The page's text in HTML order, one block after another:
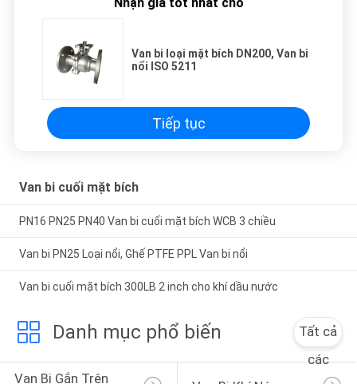
Nhận giá tốt nhất cho
Van bi loại mặt bích DN200, Van bi
nổi ISO 5211
Tiếp tục
Van bi cuối mặt bích
PN16 PN25 PN40 Van bi cuối mặt bích WCB 3 chiều
Van bi PN25 Loại nổi, Ghế PTFE PPL Van bi nổi
Van bi cuối mặt bích 300LB 2 inch cho khí dầu nước
Danh mục phổ biến
Tất cả
các
Van Bi Gắn Trên